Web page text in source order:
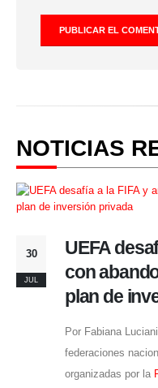
NOTICIAS
30
JUL
UEFA
con
plan de
Por Fabiana Luciani
federaciones
organizadas por la